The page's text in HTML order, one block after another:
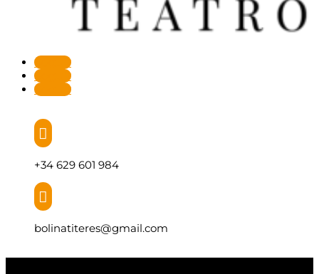
Seguir
Seguir
Seguir

+34 629 601 984

bolinatiteres@gmail.com